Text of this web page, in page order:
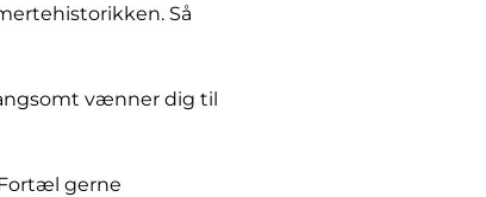
Så
vænner dig til
gerne